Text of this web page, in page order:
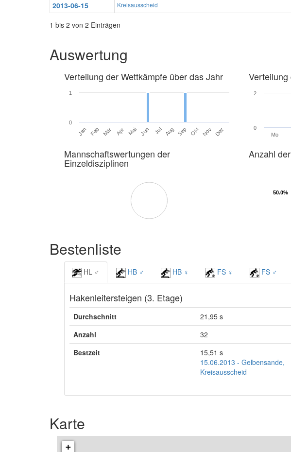
2013-06-15
Kreisausscheid
1 bis 2 von 2 Einträgen
Auswertung
Verteilung der Wettkämpfe über das Jahr
Jan Feb Mär Apr Mai Jun Jul Aug Sep Okt Nov Dez
0
1
Verteilung
Mo
0
2
Mannschaftswertungen der
Einzeldisziplinen
Anzahl
50.0%
50.0%
Bestenliste
HL ♂ HB ♂ HB ♀ FS ♀ FS ♂
Hakenleitersteigen (3. Etage)
Durchschnitt
21,95 s
Anzahl
32
Bestzeit
15,51 s
15.06.2013 - Gelbensande,
Kreisausscheid
Karte
+